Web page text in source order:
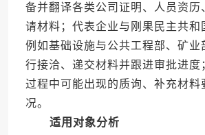
备并翻译各类公司证明、人员资历
请材料；代表企业与刚果民主共和
例如基础设施与公共工程部、矿业
行接洽、递交材料并跟进审批进度
过程中可能出现的质询、补充材料
况。
适用对象分析